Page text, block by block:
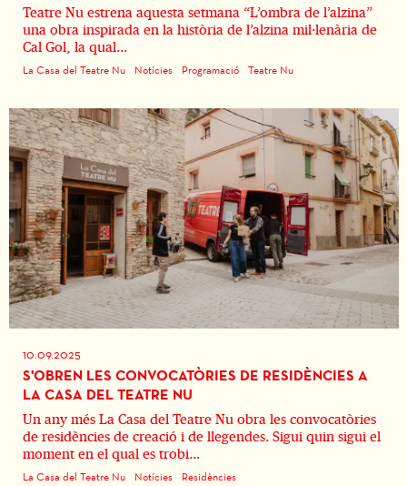
Teatre Nu estrena aquesta setmana “L’ombra de l’alzina”
una obra inspirada en la història de l’alzina mil·lenària de
Cal Gol, la qual...
La Casa del Teatre Nu Notícies Programació Teatre Nu
10.09.2025
S'OBREN LES CONVOCATÒRIES DE RESIDÈNCIES A
LA CASA DEL TEATRE NU
Un any més La Casa del Teatre Nu obra les convocatòries
de residències de creació i de llegendes. Sigui quin sigui el
moment en el qual es trobi...
La Casa del Teatre Nu Notícies Residències